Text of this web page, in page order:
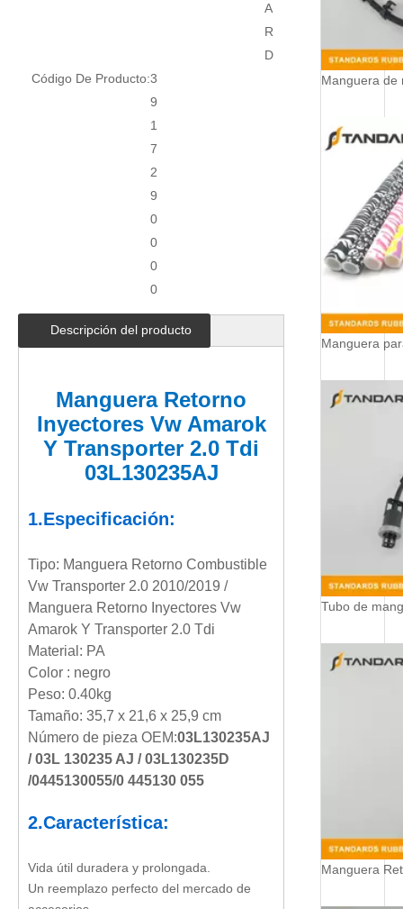
A
R
D
Código De Producto:3
9
1
7
2
9
0
0
0
0
Descripción del producto
Manguera Retorno
Inyectores Vw Amarok
Y Transporter 2.0 Tdi
03L130235AJ
1.Especificación:
Tipo: Manguera Retorno Combustible
Vw Transporter 2.0 2010/2019 /
Manguera Retorno Inyectores Vw
Amarok Y Transporter 2.0 Tdi
Material: PA
Color : negro
Peso: 0.40kg
Tamaño: 35,7 x 21,6 x 25,9 cm
Número de pieza OEM:03L130235AJ
/ 03L 130235 AJ / 03L130235D
/0445130055/0 445130 055
2.Característica:
Vida útil duradera y prolongada.
Un reemplazo perfecto del mercado de